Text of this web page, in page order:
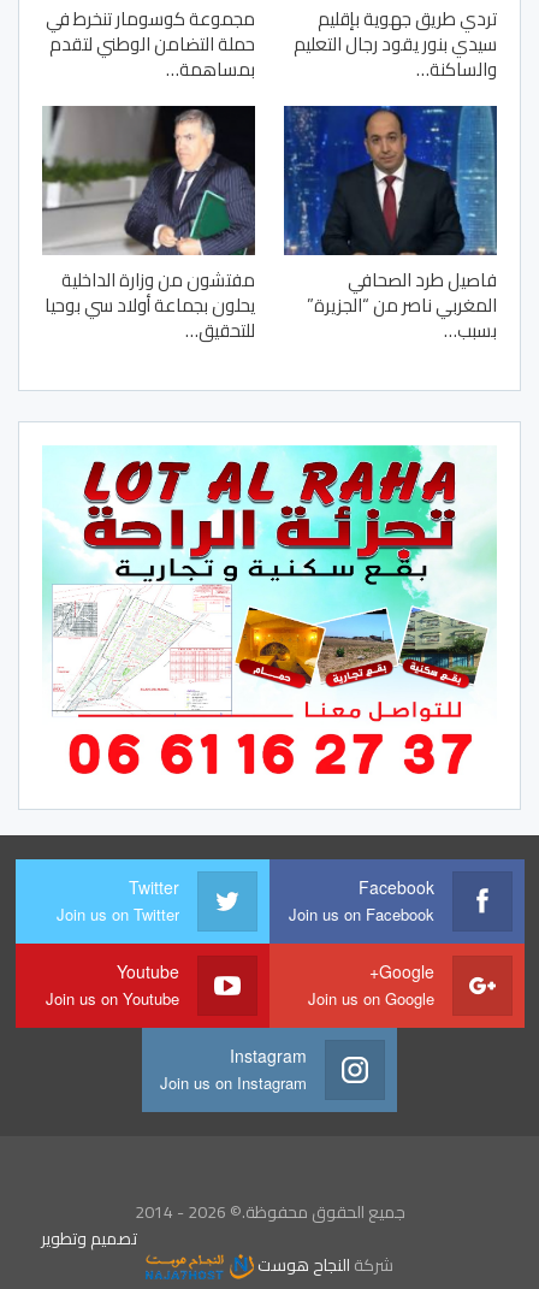
تردي طريق جهوية بإقليم
سيدي بنور يقود رجال التعليم
والساكنة…
مجموعة كوسومار تنخرط في
حملة التضامن الوطني لتقدم
بمساهمة…
فاصيل طرد الصحافي
المغربي ناصر من “الجزيرة”
بسبب…
مفتشون من وزارة الداخلية
يحلون بجماعة أولاد سي بوحيا
للتحقيق…
Facebook
Join us on Facebook
Twitter
Join us on Twitter
Google+
Join us on Google
Youtube
Join us on Youtube
Instagram
Join us on Instagram
جميع الحقوق محفوظة.© 2026 - 2014
تصميم وتطوير
شركةالنجاح هوست